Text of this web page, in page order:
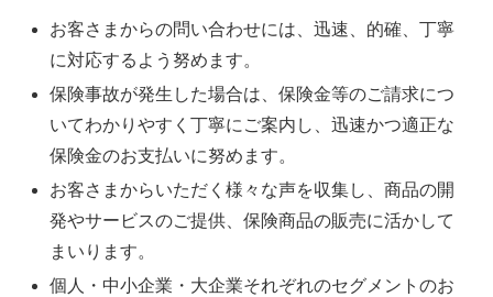
お客さまからの問い合わせには、迅速、的確、丁寧
に対応するよう努めます。
保険事故が発生した場合は、保険金等のご請求につ
いてわかりやすく丁寧にご案内し、迅速かつ適正な
保険金のお支払いに努めます。
お客さまからいただく様々な声を収集し、商品の開
発やサービスのご提供、保険商品の販売に活かして
まいります。
個人・中小企業・大企業それぞれのセグメントのお